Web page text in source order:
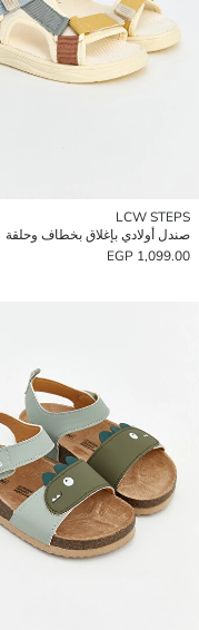
LCW STEPS
صندل أولادي بإغلاق بخطاف وحلقة
1,099.00 EGP